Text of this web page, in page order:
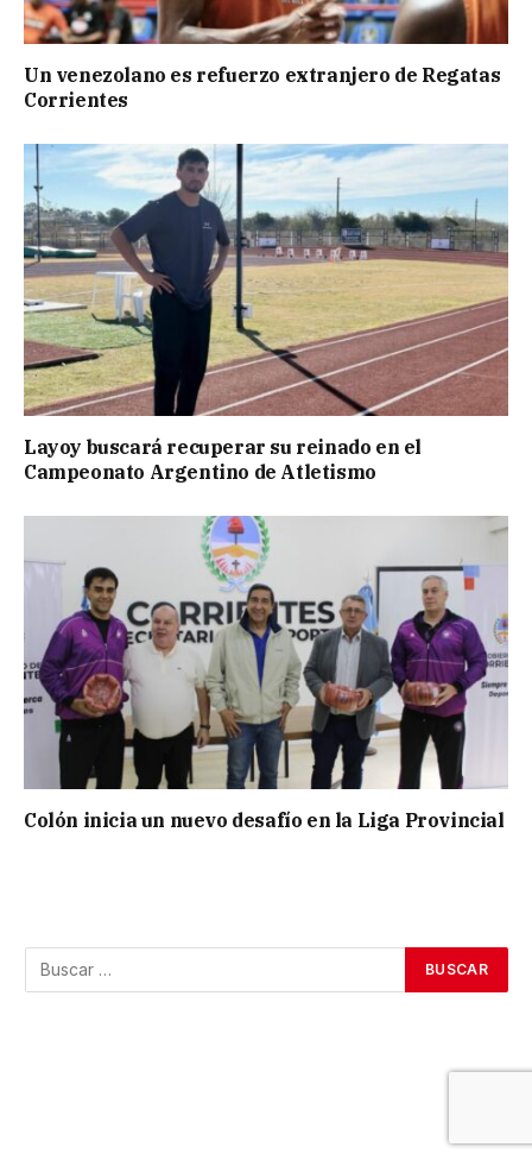
Un venezolano es refuerzo extranjero de Regatas
Corrientes
Layoy buscará recuperar su reinado en el
Campeonato Argentino de Atletismo
Colón inicia un nuevo desafío en la Liga Provincial